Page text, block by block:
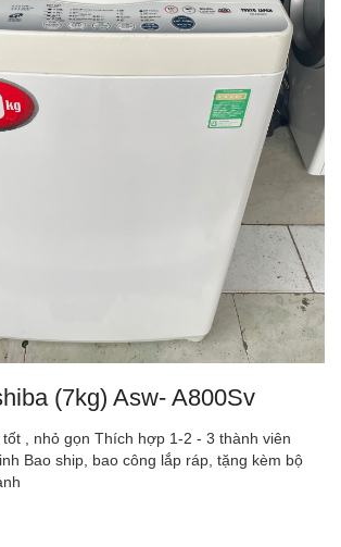
(7kg) Asw- A800Sv
, nhỏ gọn Thích hợp 1-2 - 3 thành viên
Bao ship, bao công lắp ráp, tặng kèm bộ